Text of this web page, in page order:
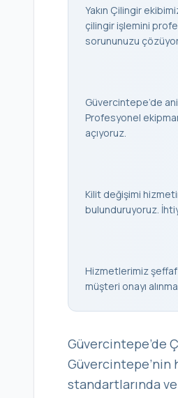
Yakın Çilingir
çilingir işlemini
sorununuzu
Güvercintepe’de
Profesyonel
açıyoruz.
Kilit değişimi
bulunduruyoruz.
Hizmetlerimiz şeffaf
müşteri onayı
Güvercintepe’de
Güvercintepe’nin
standartlarında